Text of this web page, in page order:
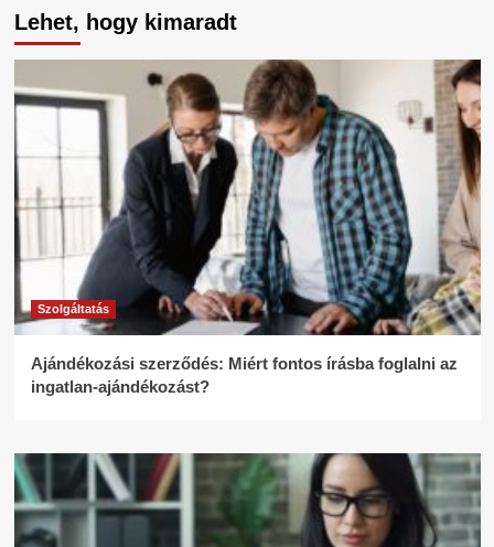
Lehet, hogy kimaradt
Szolgáltatás
Ajándékozási szerződés: Miért fontos írásba foglalni az
ingatlan-ajándékozást?